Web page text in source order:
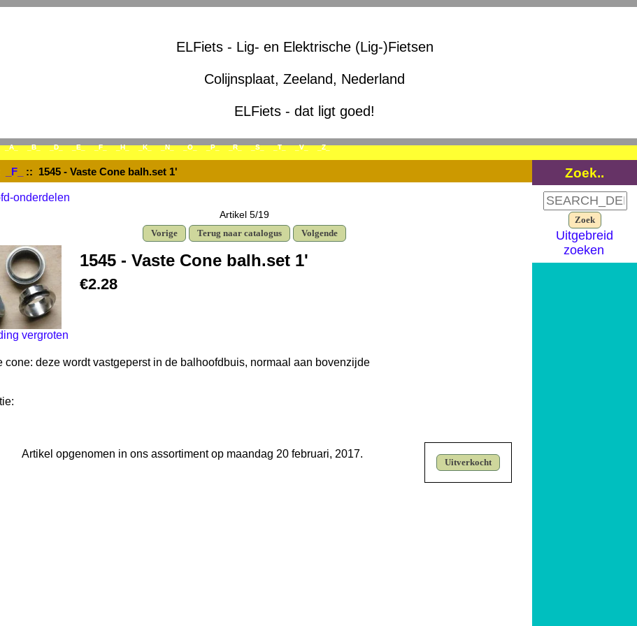
ELFiets - Lig- en Elektrische (Lig-)Fietsen
Colijnsplaat, Zeeland, Nederland
ELFiets - dat ligt goed!
_A_ _B_ _D_ _E_ _F_ _H_ _K_ _N_ _O_ _P_ _R_ _S_ _T_ _V_ _Z_
_F_ :: 1545 - Vaste Cone balh.set 1'
onderdelen
Artikel 5/19
Vorige Terug naar catalogus Volgende
vergroten
1545 - Vaste Cone balh.set 1'
€2.28
cone: deze wordt vastgeperst in de balhoofdbuis, normaal aan bovenzijde
Uitverkocht
Artikel opgenomen in ons assortiment op maandag 20 februari, 2017.
Zoek..
Uitgebreid
zoeken